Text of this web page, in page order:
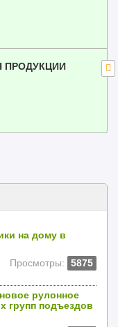
ПРОДУКЦИИ
на дому в
Просмотры:
5875
рулонное
групп подъездов